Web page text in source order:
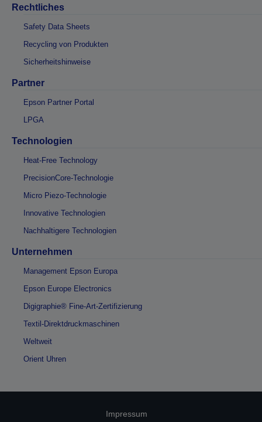
Rechtliches
Safety Data Sheets
Recycling von Produkten
Sicherheitshinweise
Partner
Epson Partner Portal
LPGA
Technologien
Heat-Free Technology
PrecisionCore-Technologie
Micro Piezo-Technologie
Innovative Technologien
Nachhaltigere Technologien
Unternehmen
Management Epson Europa
Epson Europe Electronics
Digigraphie® Fine-Art-Zertifizierung
Textil-Direktdruckmaschinen
Weltweit
Orient Uhren
Impressum